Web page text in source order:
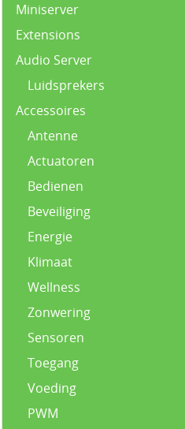
Miniserver
Extensions
Audio Server
Luidsprekers
Accessoires
Antenne
Actuatoren
Bedienen
Beveiliging
Energie
Klimaat
Wellness
Zonwering
Sensoren
Toegang
Voeding
PWM